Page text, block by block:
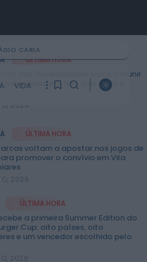
CARIA
VIDA
Ainda não tem artigos
0
Notícias de Águeda
OuTonalidades apresenta
com 48 projetos musicais
HOJE, 0:05
Rádio Caria
Centum Cellas entra na
ÚLTIMA HORA
das Necessidades volta a reunir
poiarenses em três dias de fé e
2026
ÚLTIMA HORA
voltam a apostar nos jogos de
promover o convívio em Vila
2026
ÚLTIMA HORA
a primeira Summer Edition do
Cup: oito países, oito
e um vencedor escolhido pelo
2026